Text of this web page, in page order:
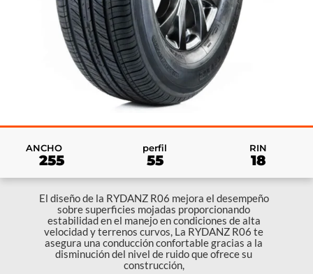
ANCHO
255
perfil
55
RIN
18
El diseño de la RYDANZ R06 mejora el desempeño
sobre superficies mojadas proporcionando
estabilidad en el manejo en condiciones de alta
velocidad y terrenos curvos, La RYDANZ R06 te
asegura una conducción confortable gracias a la
disminución del nivel de ruido que ofrece su
construcción,